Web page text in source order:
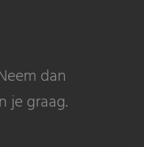
dan
je graag.